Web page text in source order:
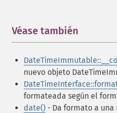
Véase también
nuevo objeto
formateada según el
date() - Da formato a